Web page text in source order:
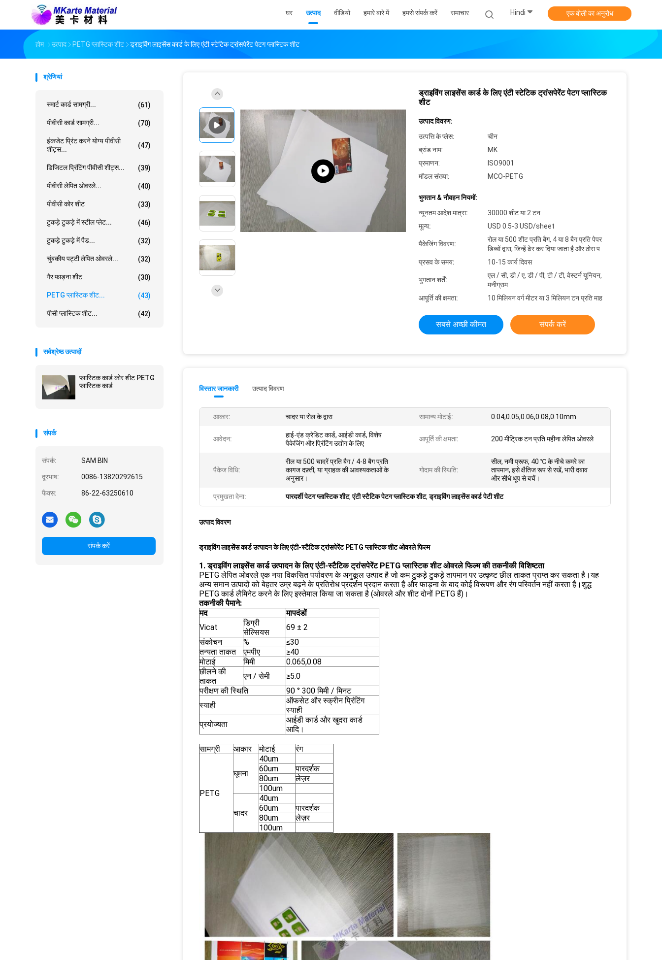
घर उत्पाद वीडियो हमारे बारे में हमसे संपर्क करें समाचार Hindi एक बोली का अनुरोध
होम उत्पाद PETG प्लास्टिक शीट ड्राइविंग लाइसेंस कार्ड के लिए एंटी स्टेटिक ट्रांसपेरेंट पेटग प्लास्टिक शीट
श्रेणियां
स्मार्ट कार्ड सामग्री... (61)
पीवीसी कार्ड सामग्री... (70)
इंकजेट प्रिंट करने योग्य पीवीसी
शीट्स...
(47)
डिजिटल प्रिंटिंग पीवीसी शीट्स... (39)
पीवीसी लेपित ओवरले... (40)
पीवीसी कोर शीट (33)
टुकड़े टुकड़े में स्टील प्लेट... (46)
टुकड़े टुकड़े में पैड... (32)
चुंबकीय पट्टी लेपित ओवरले... (32)
गैर फाड़ना शीट (30)
PETG प्लास्टिक शीट... (43)
पीसी प्लास्टिक शीट... (42)
सर्वश्रेष्ठ उत्पादों
प्लास्टिक कार्ड कोर शीट PETG
प्लास्टिक कार्ड
संपर्क
संपर्क: SAM BIN
दूरभाष: 0086-13820292615
फैक्स: 86-22-63250610
संपर्क करें
ड्राइविंग लाइसेंस कार्ड के लिए एंटी स्टेटिक ट्रांसपेरेंट पेटग प्लास्टिक
शीट
उत्पाद विवरण:
उत्पत्ति के प्लेस:
चीन
ब्रांड नाम:
MK
प्रमाणन:
ISO9001
मॉडल संख्या:
MCO-PETG
भुगतान & नौवहन नियमों:
न्यूनतम आदेश मात्रा:
30000 शीट या 2 टन
मूल्य:
USD 0.5-3 USD/sheet
पैकेजिंग विवरण:
रोल या 500 शीट प्रति बैग, 4 या 8 बैग प्रति पेपर
डिब्बों द्वारा, जिन्हें ढेर कर दिया जाता है और ठोस प
प्रसव के समय:
10-15 कार्य दिवस
भुगतान शर्तें:
एल / सी, डी / ए, डी / पी, टी / टी, वेस्टर्न यूनियन,
मनीग्राम
आपूर्ति की क्षमता:
10 मिलियन वर्ग मीटर या 3 मिलियन टन प्रति माह
सबसे अच्छी कीमत संपर्क करें
विस्तार जानकारी उत्पाद विवरण
आकार: चादर या रोल के द्वारा सामान्य मोटाई: 0.04,0.05,0.06,0.08,0.10mm
आवेदन:
हाई-एंड क्रेडिट कार्ड, आईडी कार्ड, विशेष
पैकेजिंग और प्रिंटिंग उद्योग के लिए
आपूर्ति की क्षमता: 200 मीट्रिक टन प्रति महीना लेपित ओवरले
पैकेज विधि:
रील या 500 चादरें प्रति बैग / 4-8 बैग प्रति
कागज दफ़्ती, या ग्राहक की आवश्यकताओं के
अनुसार।
गोदाम की स्थिति:
सील, नमी प्रूफ, 40 ℃ के नीचे कमरे का
तापमान, इसे क्षैतिज रूप से रखें, भारी दबाव
और सीधे धूप से बचें।
प्रमुखता देना: पारदर्शी पेटग प्लास्टिक शीट,एंटी स्टैटिक पेटग प्लास्टिक शीट,ड्राइविंग लाइसेंस कार्ड पेटी शीट
उत्पाद विवरण
ड्राइविंग लाइसेंस कार्ड उत्पादन के लिए एंटी-स्टैटिक ट्रांसपेरेंट PETG प्लास्टिक शीट ओवरले फिल्म
1. ड्राइविंग लाइसेंस कार्ड उत्पादन के लिए एंटी-स्टैटिक ट्रांसपेरेंट PETG प्लास्टिक शीट ओवरले फिल्म की तकनीकी विशिष्टता
PETG लेपित ओवरले एक नया विकसित पर्यावरण के अनुकूल उत्पाद है जो कम टुकड़े टुकड़े तापमान पर उत्कृष्ट छील ताकत प्राप्त कर सकता है।यह
अन्य समान उत्पादों को बेहतर उम्र बढ़ने के प्रतिरोध प्रदर्शन प्रदान करता है और फाड़ना के बाद कोई विरूपण और रंग परिवर्तन नहीं करता है।शुद्ध
PETG कार्ड लैमिनेट करने के लिए इस्तेमाल किया जा सकता है (ओवरले और शीट दोनों PETG हैं)।
तकनीकी पैमाने:
मद
मापदंडों
Vicat
डिग्री
सेल्सियस
69 ± 2
संकोचन
%
≤30
तन्यता ताकत
एमपीए
≥40
मोटाई
मिमी
0.065,0.08
छीलने की
ताकत
एन / सेमी
≥5.0
परीक्षण की स्थिति
90 ° 300 मिमी / मिनट
स्याही
ऑफसेट और स्क्रीन प्रिंटिंग
स्याही
प्रयोज्यता
आईडी कार्ड और खुदरा कार्ड
आदि।
सामग्री आकार मोटाई रंग
PETG
घूमना
40um
60um
पारदर्शक
80um
लेज़र
100um
चादर
40um
60um
पारदर्शक
80um
लेज़र
100um